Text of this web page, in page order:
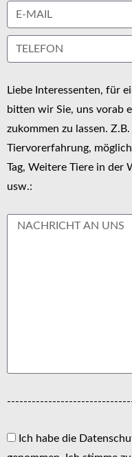
Liebe Interessenten, für
bitten wir Sie, uns vorab
zukommen zu lassen.
Tiervorerfahrung,
Tag, Weitere Tiere in der
usw.:
Ich habe die